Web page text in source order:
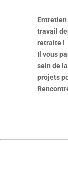
Entretien
travail
retraite !
Il vous
sein de
projets